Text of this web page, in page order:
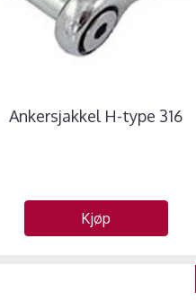
Ankersjakkel H-type 316
Kjøp